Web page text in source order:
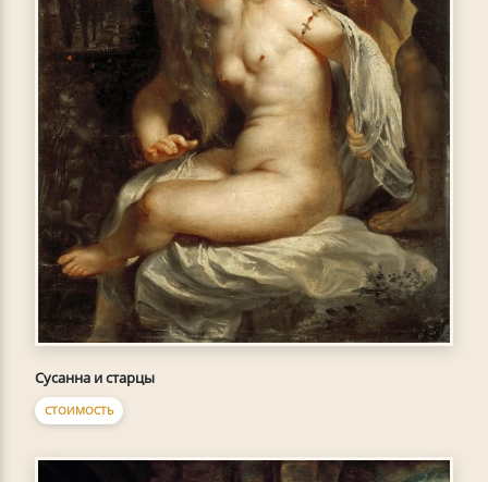
Сусанна и старцы
СТОИМОСТЬ